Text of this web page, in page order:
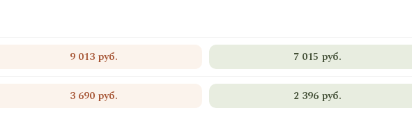
9 013 руб. 7 015 руб.
3 690 руб. 2 396 руб.